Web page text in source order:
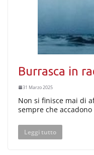
Burrasca in
31 Marzo 2025
Non si finisce mai di
sempre che
Leggi tutto